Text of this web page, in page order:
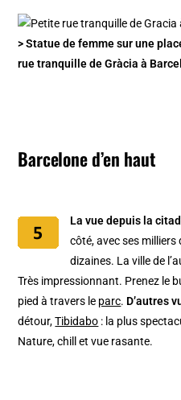
> Statue de femme sur une
rue tranquille de Gràcia à
Barcelone d’en haut
La vue depuis la
côté, avec ses
dizaines. La ville de
Très impressionnant. Prenez le
pied à travers le parc. D’autres
détour,Tibidabo : la plus
Nature, chill et vue rasante.